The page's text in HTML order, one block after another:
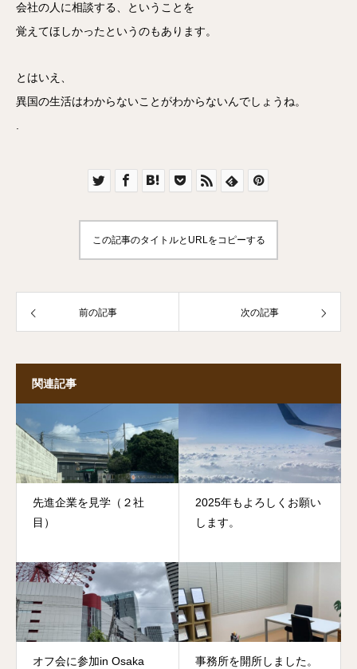
会社の人に相談する、ということを
覚えてほしかったというのもあります。
とはいえ、
異国の生活はわからないことがわからないんでしょうね。
この記事のタイトルとURLをコピーする
前の記事 次の記事
関連記事
先進企業を見学（２社
目）
2025年もよろしくお願い
します。
オフ会に参加in Osaka 事務所を開所しました。